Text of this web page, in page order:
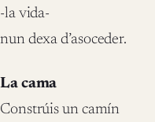
-la vida-
nun dexa d’asoceder.
La cama
Constrúis un camín